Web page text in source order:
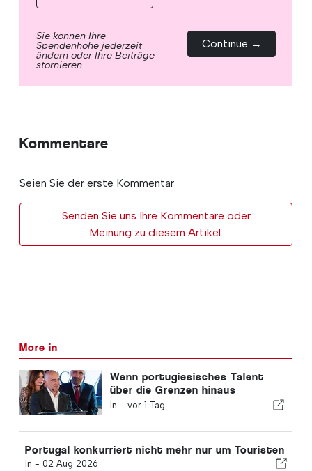
Sie können Ihre
Spendenhöhe jederzeit
ändern oder Ihre Beiträge
stornieren.
Continue →
Kommentare
Seien Sie der erste Kommentar
Senden Sie uns Ihre Kommentare oder
Meinung zu diesem Artikel.
More in
Wenn portugiesisches Talent
über die Grenzen hinaus
Anerkennung findet
In - vor 1 Tag
Portugal konkurriert nicht mehr nur um Touristen
In - 02 Aug 2026